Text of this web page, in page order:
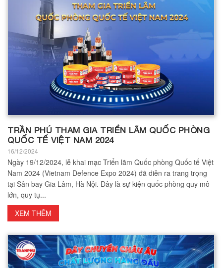
TRẦN PHÚ THAM GIA TRIỂN LÃM QUỐC PHÒNG
QUỐC TẾ VIỆT NAM 2024
16/12/2024
Ngày 19/12/2024, lễ khai mạc Triển lãm Quốc phòng Quốc tế Việt
Nam 2024 (Vietnam Defence Expo 2024) đã diễn ra trang trọng
tại Sân bay Gia Lâm, Hà Nội. Đây là sự kiện quốc phòng quy mô
lớn, quy tụ...
XEM THÊM